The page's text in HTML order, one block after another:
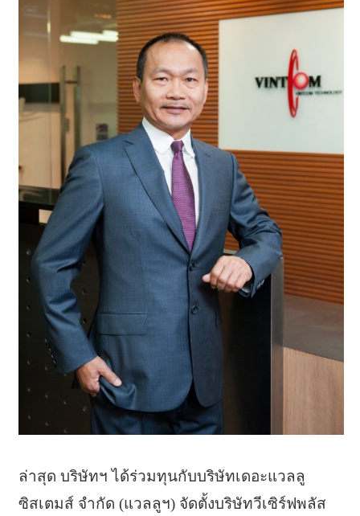
ล่าสุด บริษัทฯ ได้ร่วมทุนกับบริษัทเดอะแวลลู
ซิสเตมส์ จำกัด (แวลลูฯ) จัดตั้งบริษัทวีเซิร์ฟพลัส